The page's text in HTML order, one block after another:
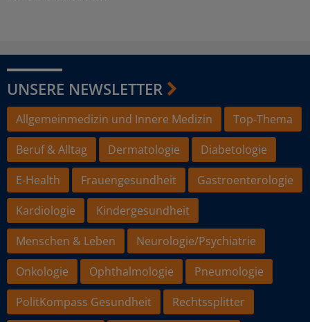
UNSERE NEWSLETTER
Allgemeinmedizin und Innere Medizin
Top-Thema
Beruf & Alltag
Dermatologie
Diabetologie
E-Health
Frauengesundheit
Gastroenterologie
Kardiologie
Kindergesundheit
Menschen & Leben
Neurologie/Psychiatrie
Onkologie
Ophthalmologie
Pneumologie
PolitKompass Gesundheit
Rechtssplitter